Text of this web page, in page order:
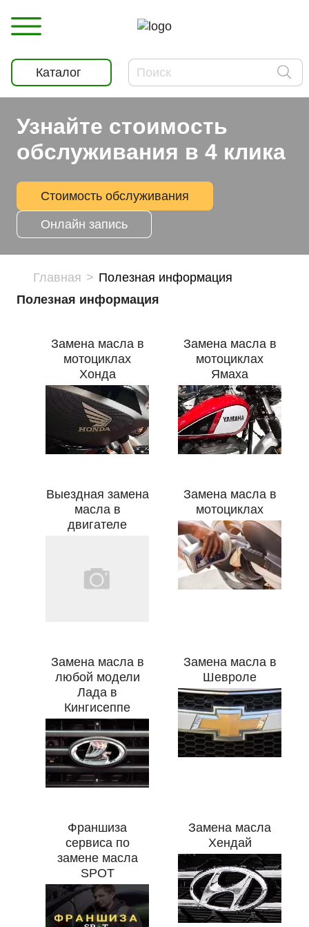
Каталог
Узнайте стоимость
обслуживания в 4 клика
Стоимость обслуживания
Онлайн запись
Главная
Полезная информация
Полезная информация
Замена масла в
мотоциклах
Хонда
Замена масла в
мотоциклах
Ямаха
Выездная замена
масла в
двигателе
Замена масла в
мотоциклах
Замена масла в
любой модели
Лада в
Кингисеппе
Замена масла в
Шевроле
Франшиза
сервиса по
замене масла
SPOT
Замена масла
Хендай